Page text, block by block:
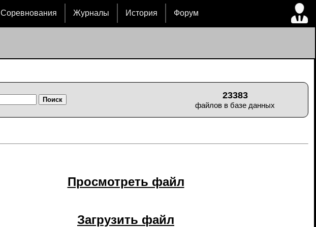
Соревнования Журналы История Форум
23383
файлов в базе данных
Просмотреть файл
Загрузить файл